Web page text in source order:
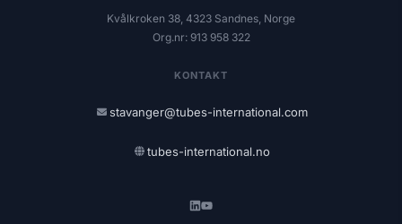
Kvålkroken 38, 4323 Sandnes, Norge
Org.nr: 913 958 322
KONTAKT
stavanger@tubes-international.com
tubes-international.no